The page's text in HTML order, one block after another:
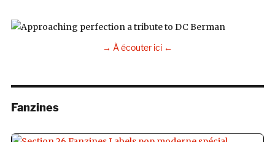
→ À écouter ici ←
Fanzines